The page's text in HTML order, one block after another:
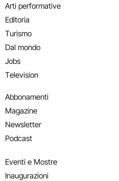
Arti performative
Editoria
Turismo
Dal mondo
Jobs
Television
Abbonamenti
Magazine
Newsletter
Podcast
Eventi e Mostre
Inaugurazioni